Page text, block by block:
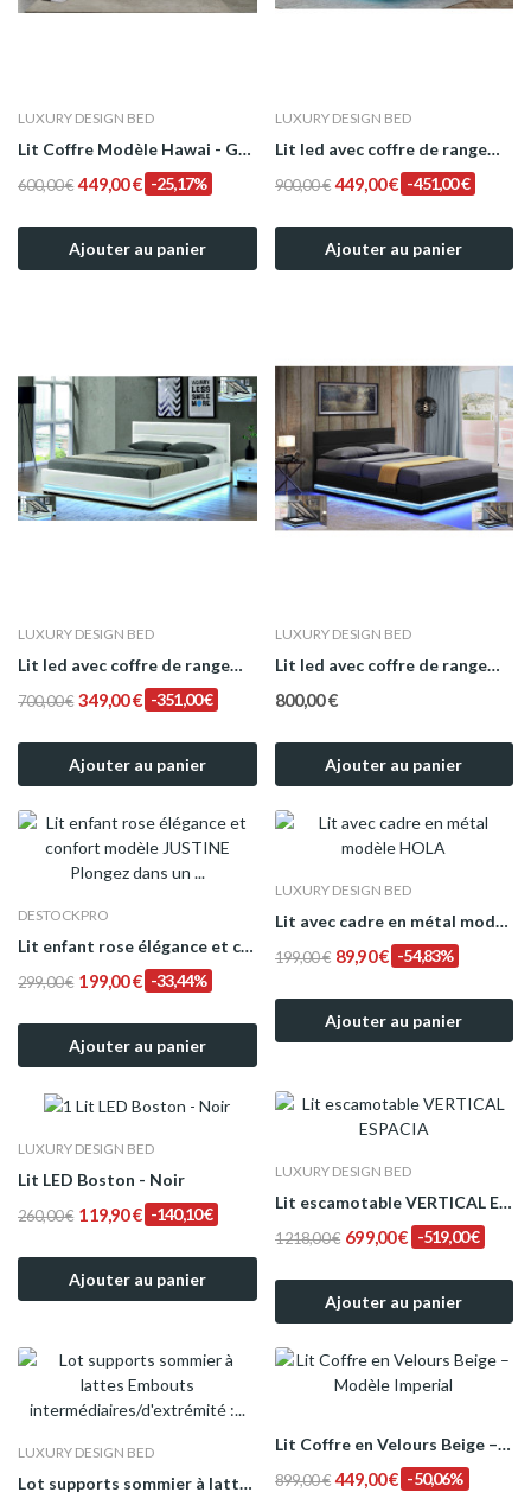
LUXURY DESIGN BED
Lit Coffre Modèle Hawai - Gris
600,00 € 449,00 € -25,17%
Ajouter au panier
LUXURY DESIGN BED
Lit led avec coffre de rangement Clara - Blanc
900,00 € 449,00 € -451,00 €
Ajouter au panier
LUXURY DESIGN BED
Lit led avec coffre de rangement AVA Blanc
700,00 € 349,00 € -351,00 €
Ajouter au panier
LUXURY DESIGN BED
Lit led avec coffre de rangement AVA - Noir
800,00 €
Ajouter au panier
DESTOCKPRO
Lit enfant rose élégance et confort modèle JUSTINE
299,00 € 199,00 € -33,44%
Ajouter au panier
LUXURY DESIGN BED
Lit avec cadre en métal modèle HOLA
199,00 € 89,90 € -54,83%
Ajouter au panier
LUXURY DESIGN BED
Lit LED Boston - Noir
260,00 € 119,90 € -140,10 €
Ajouter au panier
LUXURY DESIGN BED
Lit escamotable VERTICAL ESPACIA
1 218,00 € 699,00 € -519,00 €
Ajouter au panier
LUXURY DESIGN BED
Lot supports sommier à lattes
Lit Coffre en Velours Beige – Modèle Imperial
899,00 € 449,00 € -50,06%